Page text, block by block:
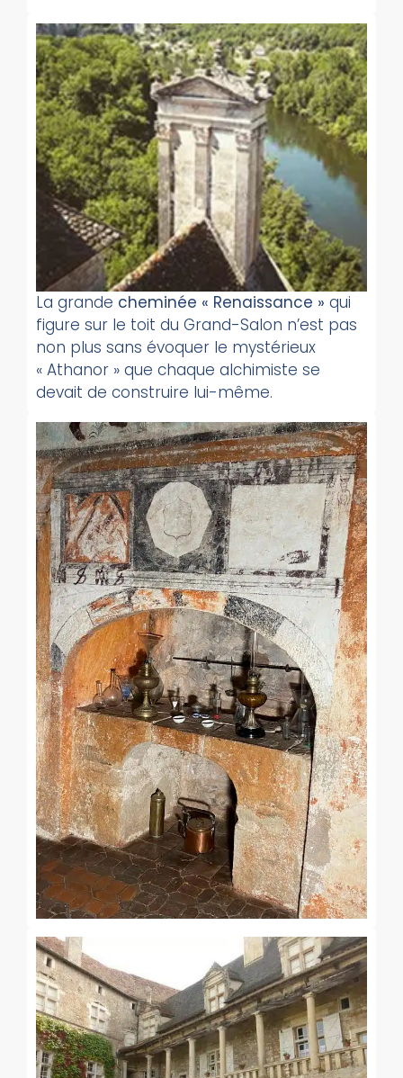
La grande cheminée « Renaissance » qui
figure sur le toit du Grand-Salon n’est pas
non plus sans évoquer le mystérieux
« Athanor » que chaque alchimiste se
devait de construire lui-même.